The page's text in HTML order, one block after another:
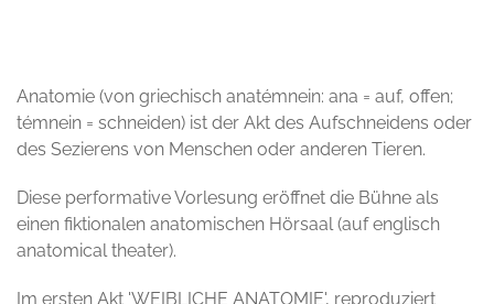
Anatomie (von griechisch anatémnein: ana = auf, offen;
témnein = schneiden) ist der Akt des Aufschneidens oder
des Sezierens von Menschen oder anderen Tieren.
Diese performative Vorlesung eröffnet die Bühne als
einen fiktionalen anatomischen Hörsaal (auf englisch
anatomical theater).
Im ersten Akt 'WEIBLICHE ANATOMIE', reproduziert